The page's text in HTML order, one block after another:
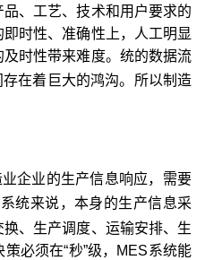
、工艺、技术和用户要求的
时性、准确性上，人工明显
时性带来难度。统的数据流
在着巨大的鸿沟。 所以制造
企业的生产信息响应，需要
系统来说，本身的生产信息采
、生产调度、运输安排、生
必须在“秒”级，MES系统能